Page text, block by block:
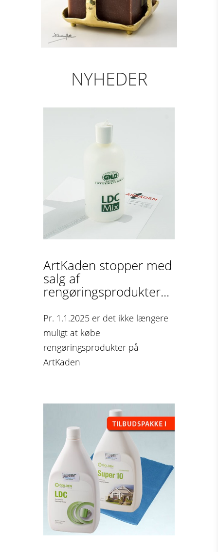
NYHEDER
ArtKaden stopper med
salg af
rengøringsprodukter...
Pr. 1.1.2025 er det ikke længere
muligt at købe
rengøringsprodukter på
ArtKaden